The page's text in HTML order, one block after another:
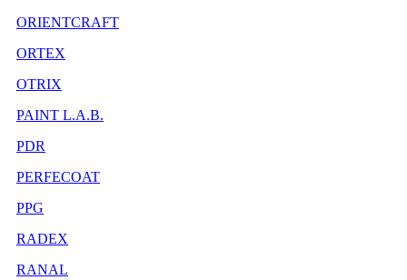
ORIENTCRAFT
ORTEX
OTRIX
PAINT L.A.B.
PDR
PERFECOAT
PPG
RADEX
RANAL